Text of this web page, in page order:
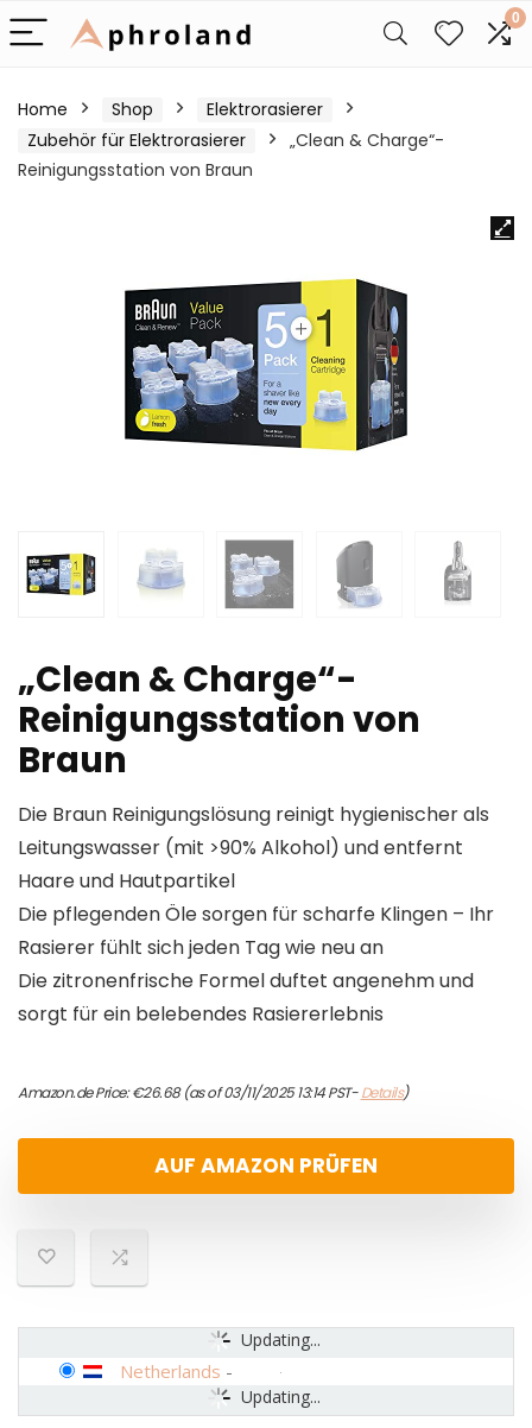
0
Home Shop
Elektrorasierer
Zubehör für Elektrorasierer
„Clean & Charge“-
Reinigungsstation von Braun
„Clean & Charge“-
Reinigungsstation von
Braun
Die Braun Reinigungslösung reinigt hygienischer als
Leitungswasser (mit >90% Alkohol) und entfernt
Haare und Hautpartikel
Die pflegenden Öle sorgen für scharfe Klingen – Ihr
Rasierer fühlt sich jeden Tag wie neu an
Die zitronenfrische Formel duftet angenehm und
sorgt für ein belebendes Rasiererlebnis
Amazon.de Price:€26.68(as of 03/11/2025 13:14 PST-Details)
AUF AMAZON PRÜFEN
Updating...
Updating...
Netherlands -